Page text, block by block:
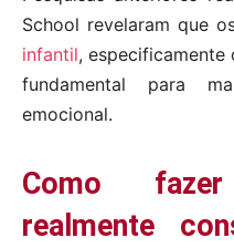
School revelaram que
infantil, especificamente
fundamental para
emocional.
Como
realmente